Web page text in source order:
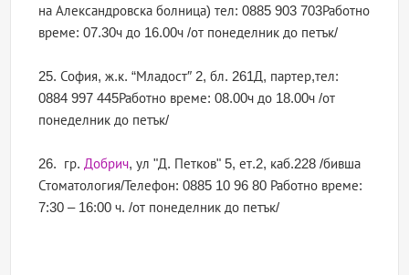
на Александровска болница) тел: 0885 903 703Работно
време: 07.30ч до 16.00ч /от понеделник до петък/
25. София, ж.к. “Младост″ 2, бл. 261Д, партер,тел:
0884 997 445Работно време: 08.00ч до 18.00ч /от
понеделник до петък/
26. гр. Добрич, ул "Д. Петков" 5, ет.2, каб.228 /бивша
Стоматология/Телефон: 0885 10 96 80 Работно време:
7:30 – 16:00 ч. /от понеделник до петък/